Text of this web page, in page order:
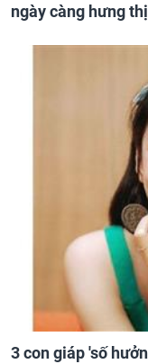
ngày càng hưng
3 con giáp 'số